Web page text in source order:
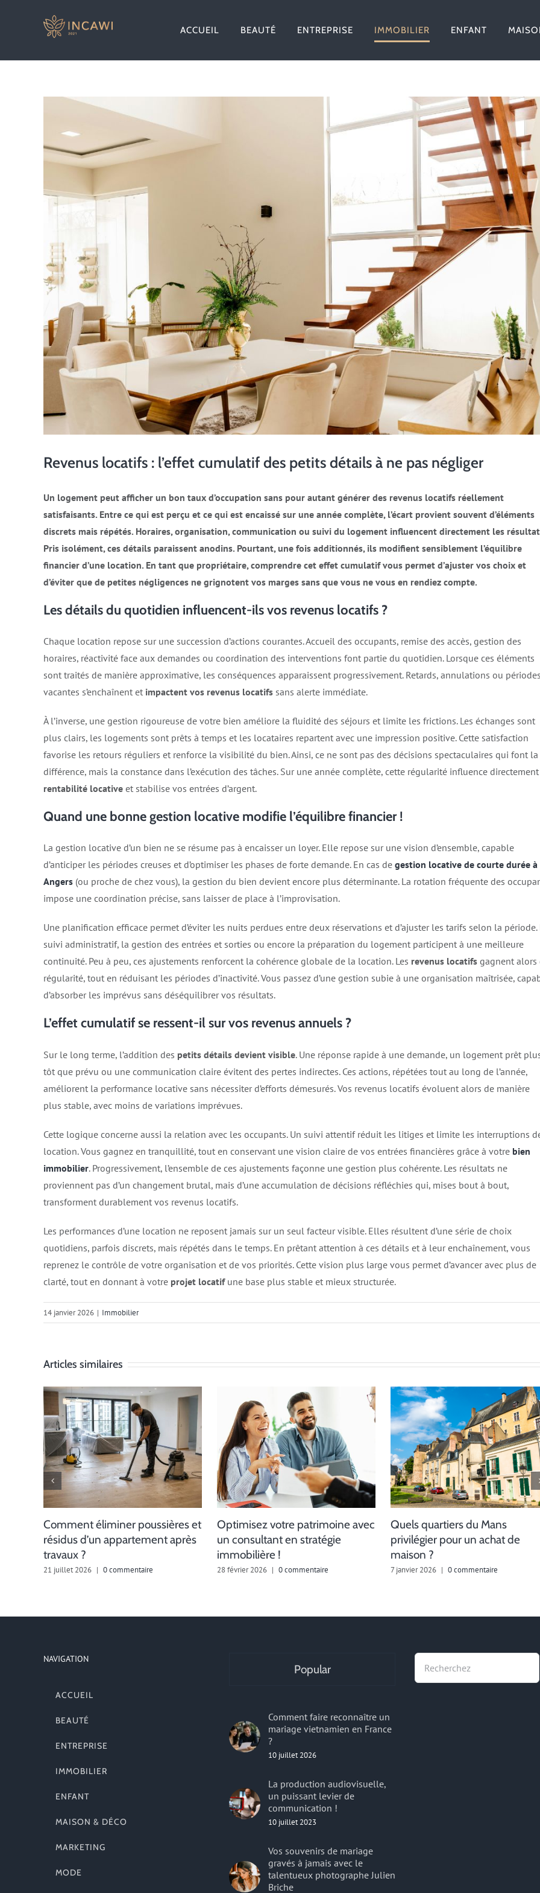
ACCUEIL BEAUTÉ ENTREPRISE IMMOBILIER ENFANT
Revenus locatifs : l’effet cumulatif des petits détails à ne pas négliger
Un logement peut afficher un bon taux d’occupation sans pour autant générer des revenus locatifs réellement
satisfaisants. Entre ce qui est perçu et ce qui est encaissé sur une année complète, l’écart provient souvent d’éléments
discrets mais répétés. Horaires, organisation, communication ou suivi du logement influencent directement les
Pris isolément, ces détails paraissent anodins. Pourtant, une fois additionnés, ils modifient sensiblement l’équilibre
financier d’une location. En tant que propriétaire, comprendre cet effet cumulatif vous permet d’ajuster vos choix et
d’éviter que de petites négligences ne grignotent vos marges sans que vous ne vous en rendiez compte.
Les détails du quotidien influencent-ils vos revenus locatifs ?
Chaque location repose sur une succession d’actions courantes. Accueil des occupants, remise des accès, gestion des
horaires, réactivité face aux demandes ou coordination des interventions font partie du quotidien. Lorsque ces éléments
sont traités de manière approximative, les conséquences apparaissent progressivement. Retards, annulations ou périodes
vacantes s’enchaînent et impactent vos revenus locatifs sans alerte immédiate.
À l’inverse, une gestion rigoureuse de votre bien améliore la fluidité des séjours et limite les frictions. Les échanges sont
plus clairs, les logements sont prêts à temps et les locataires repartent avec une impression positive. Cette satisfaction
favorise les retours réguliers et renforce la visibilité du bien. Ainsi, ce ne sont pas des décisions spectaculaires qui font la
différence, mais la constance dans l’exécution des tâches. Sur une année complète, cette régularité influence
rentabilité locative et stabilise vos entrées d’argent.
Quand une bonne gestion locative modifie l’équilibre financier !
La gestion locative d’un bien ne se résume pas à encaisser un loyer. Elle repose sur une vision d’ensemble, capable
d’anticiper les périodes creuses et d’optimiser les phases de forte demande. En cas de gestion locative de courte durée à
Angers (ou proche de chez vous), la gestion du bien devient encore plus déterminante. La rotation fréquente des
impose une coordination précise, sans laisser de place à l’improvisation.
Une planification efficace permet d’éviter les nuits perdues entre deux réservations et d’ajuster les tarifs selon la période.
suivi administratif, la gestion des entrées et sorties ou encore la préparation du logement participent à une meilleure
continuité. Peu à peu, ces ajustements renforcent la cohérence globale de la location. Les revenus locatifs gagnent alors
régularité, tout en réduisant les périodes d’inactivité. Vous passez d’une gestion subie à une organisation maîtrisée,
d’absorber les imprévus sans déséquilibrer vos résultats.
L’effet cumulatif se ressent-il sur vos revenus annuels ?
Sur le long terme, l’addition des petits détails devient visible. Une réponse rapide à une demande, un logement prêt
tôt que prévu ou une communication claire évitent des pertes indirectes. Ces actions, répétées tout au long de l’année,
améliorent la performance locative sans nécessiter d’efforts démesurés. Vos revenus locatifs évoluent alors de manière
plus stable, avec moins de variations imprévues.
Cette logique concerne aussi la relation avec les occupants. Un suivi attentif réduit les litiges et limite les interruptions
location. Vous gagnez en tranquillité, tout en conservant une vision claire de vos entrées financières grâce à votre bien
immobilier. Progressivement, l’ensemble de ces ajustements façonne une gestion plus cohérente. Les résultats ne
proviennent pas d’un changement brutal, mais d’une accumulation de décisions réfléchies qui, mises bout à bout,
transforment durablement vos revenus locatifs.
Les performances d’une location ne reposent jamais sur un seul facteur visible. Elles résultent d’une série de choix
quotidiens, parfois discrets, mais répétés dans le temps. En prêtant attention à ces détails et à leur enchaînement, vous
reprenez le contrôle de votre organisation et de vos priorités. Cette vision plus large vous permet d’avancer avec plus de
clarté, tout en donnant à votre projet locatif une base plus stable et mieux structurée.
14 janvier 2026 | Immobilier
Articles similaires
Comment éliminer poussières et
résidus d’un appartement après
travaux ?
21 juillet 2026 | 0 commentaire
Optimisez votre patrimoine avec
un consultant en stratégie
immobilière !
28 février 2026 | 0 commentaire
Quels quartiers du Mans
privilégier pour un achat de
maison ?
7 janvier 2026 | 0 commentaire
NAVIGATION
ACCUEIL
BEAUTÉ
ENTREPRISE
IMMOBILIER
ENFANT
MAISON & DÉCO
MARKETING
MODE
Popular
Comment faire reconnaître un
mariage vietnamien en France
?
10 juillet 2026
La production audiovisuelle,
un puissant levier de
communication !
10 juillet 2023
Vos souvenirs de mariage
gravés à jamais avec le
talentueux photographe Julien
Briche